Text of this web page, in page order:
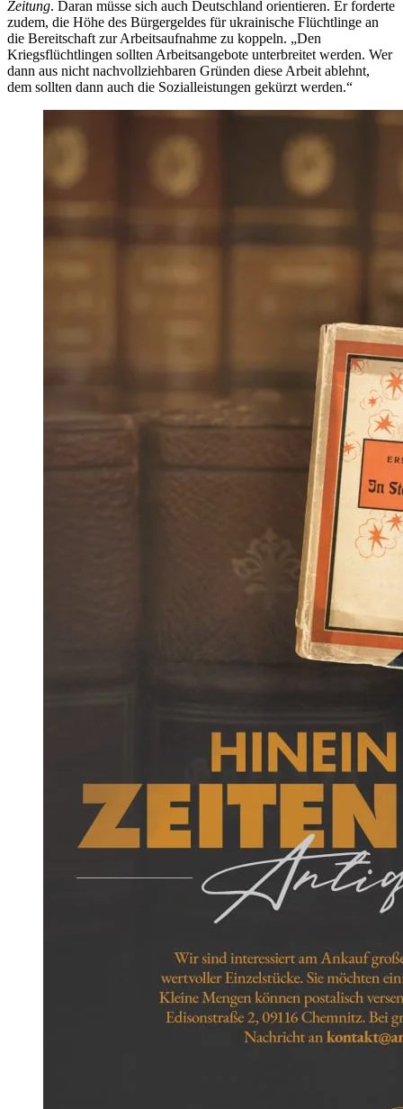
Zeitung. Daran müsse sich auch Deutschland orientieren. Er forderte
zudem, die Höhe des Bürgergeldes für ukrainische Flüchtlinge an
die Bereitschaft zur Arbeitsaufnahme zu koppeln. „Den
Kriegsflüchtlingen sollten Arbeitsangebote unterbreitet werden. Wer
dann aus nicht nachvollziehbaren Gründen diese Arbeit ablehnt,
dem sollten dann auch die Sozialleistungen gekürzt werden.“